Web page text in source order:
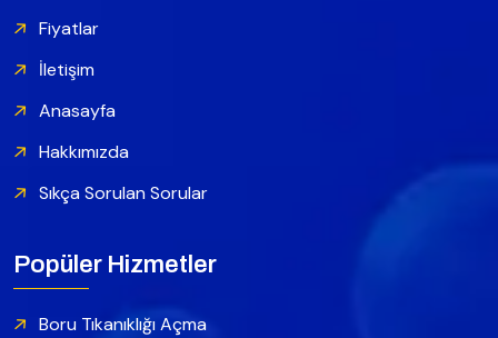
Fiyatlar
İletişim
Anasayfa
Hakkımızda
Sıkça Sorulan Sorular
Popüler Hizmetler
Boru Tıkanıklığı Açma